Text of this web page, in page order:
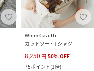
Whim Gazette
カットソー・Tシャツ
8,250 円 50%OFF
75ポイント(1倍)